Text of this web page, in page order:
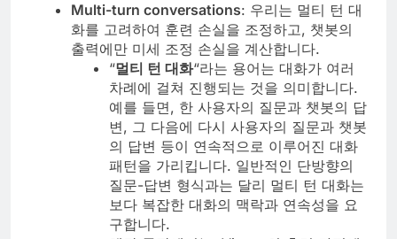
Multi-turn conversations: 우리는 멀티 턴 대
화를 고려하여 훈련 손실을 조정하고, 챗봇의
출력에만 미세 조정 손실을 계산합니다.
“멀티 턴 대화“라는 용어는 대화가 여러
차례에 걸쳐 진행되는 것을 의미합니다.
예를 들면, 한 사용자의 질문과 챗봇의 답
변, 그 다음에 다시 사용자의 질문과 챗봇
의 답변 등이 연속적으로 이루어진 대화
패턴을 가리킵니다. 일반적인 단방향의
질문-답변 형식과는 달리 멀티 턴 대화는
보다 복잡한 대화의 맥락과 연속성을 요
구합니다.